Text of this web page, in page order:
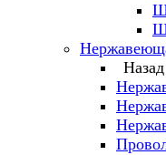
Назад